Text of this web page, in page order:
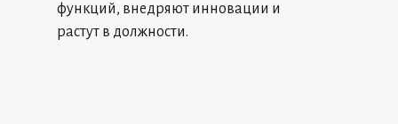
функций, внедряют инновации и
растут в должности.